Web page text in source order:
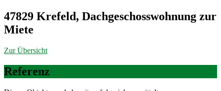
47829 Krefeld, Dachgeschosswohnung zur
Miete
Zur Übersicht
Referenz